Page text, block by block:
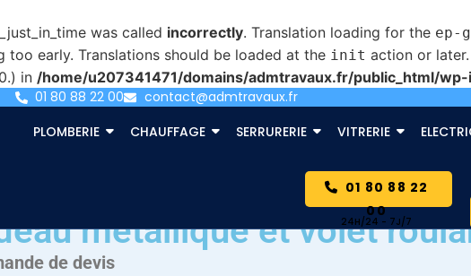
was called incorrectly. Translation loading for the ep-
too early. Translations should be loaded at the init action or
in /home/u207341471/domains/admtravaux.fr/public_html/
01 80 88 22 00
contact@admtravaux.fr
PLOMBERIE
CHAUFFAGE SERRURERIE VITRERIE
01 80 88 22
00
métallique et volet
de devis